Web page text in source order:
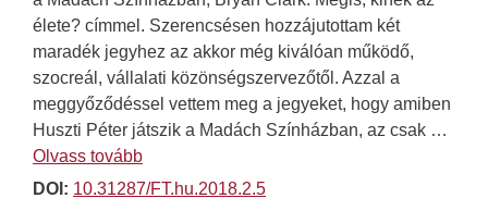
élete? címmel. Szerencsésen hozzájutottam két
maradék jegyhez az akkor még kiválóan működő,
szocreál, vállalati közönségszervezőtől. Azzal a
meggyőződéssel vettem meg a jegyeket, hogy amiben
Huszti Péter játszik a Madách Színházban, az csak …
Olvass tovább
DOI: 10.31287/FT.hu.2018.2.5